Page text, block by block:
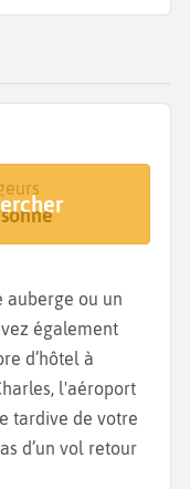
auberge ou un
également
d’hôtel à
l'aéroport
tardive de votre
d’un vol retour